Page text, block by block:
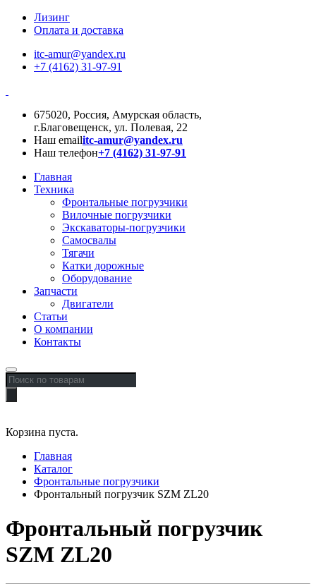
Лизинг
Оплата и доставка
itc-amur@yandex.ru
+7 (4162) 31-97-91
675020, Россия, Амурская область,
г.Благовещенск, ул. Полевая, 22
Наш emailitc-amur@yandex.ru
Наш телефон+7 (4162) 31-97-91
Главная
Техника
Фронтальные погрузчики
Вилочные погрузчики
Экскаваторы-погрузчики
Самосвалы
Тягачи
Катки дорожные
Оборудование
Запчасти
Двигатели
Статьи
О компании
Контакты
Поиск
товаров
Корзина пуста.
Главная
Каталог
Фронтальные погрузчики
Фронтальный погрузчик SZM ZL20
Фронтальный погрузчик
SZM ZL20